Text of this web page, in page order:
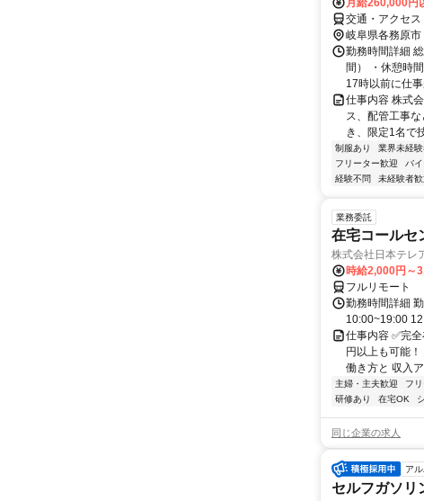
月給260,000円
交通・アクセ
岐阜県各務原市
勤務時間詳細
間） ・休憩時
17時以前に仕
仕事内容 株式
ス、配管工事
き、限定1名で
制服あり 業界未経
フリーター歓迎
バ
経験不問
未経験者歓
業務委託
在宅コールセ
株式会社日本テレ
時給2,000円～
フルリモート
勤務時間詳細
10:00~19:00
仕事内容 ✅完
円以上も可能
働き方と 収入
主婦・主夫歓迎 フ
研修あり
在宅OK
同じ企業の求人
ア
セルフガソリ